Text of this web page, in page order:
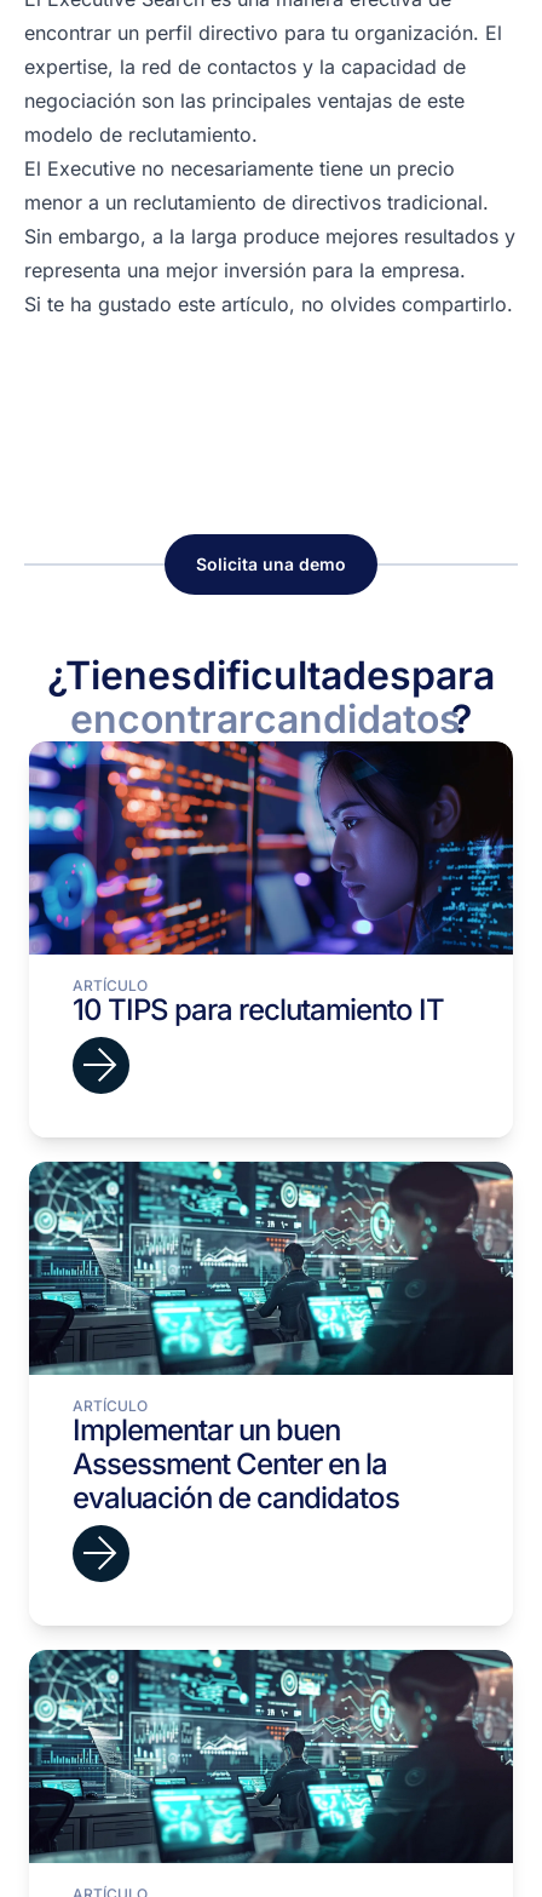
encontrar un perfil directivo para tu organización. El
expertise, la red de contactos y la capacidad de
negociación son las principales ventajas de este
modelo de reclutamiento.
El Executive no necesariamente tiene un precio
menor a un reclutamiento de directivos tradicional.
Sin embargo, a la larga produce mejores resultados y
representa una mejor inversión para la empresa.
Si te ha gustado este artículo, no olvides compartirlo.
Solicita una demo
¿Tienesdificultadespara
encontrarcandidatos?
ARTÍCULO
10 TIPS para reclutamiento IT
ARTÍCULO
Implementar un buen
Assessment Center en la
evaluación de candidatos